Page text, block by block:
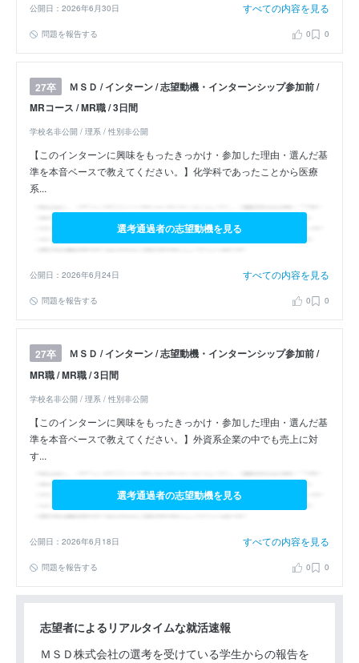
公開日：2026年6月30日 すべての内容を見る
問題を報告する 0 0
27卒
ＭＳＤ / インターン / 志望動機・インターンシップ参加前 /
MRコース / MR職 / 3日間
学校名非公開 / 理系 / 性別非公開
【このインターンに興味をもったきっかけ・参加した理由・選んだ基
準を本音ベースで教えてください。】化学科であったことから医療
系...
選考通過者の志望動機を見る
公開日：2026年6月24日 すべての内容を見る
問題を報告する 0 0
27卒
ＭＳＤ / インターン / 志望動機・インターンシップ参加前 /
MR職 / MR職 / 3日間
学校名非公開 / 理系 / 性別非公開
【このインターンに興味をもったきっかけ・参加した理由・選んだ基
準を本音ベースで教えてください。】外資系企業の中でも売上に対
す...
選考通過者の志望動機を見る
公開日：2026年6月18日 すべての内容を見る
問題を報告する 0 0
志望者によるリアルタイムな就活速報
ＭＳＤ株式会社の選考を受けている学生からの報告を